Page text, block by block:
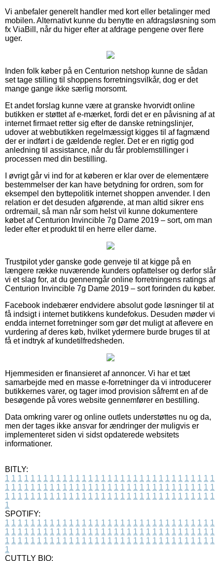
Vi anbefaler generelt handler med kort eller betalinger med
mobilen. Alternativt kunne du benytte en afdragsløsning som
fx ViaBill, når du higer efter at afdrage pengene over flere
uger.
Inden folk køber på en Centurion netshop kunne de sådan
set tage stilling til shoppens forretningsvilkår, dog er det
mange gange ikke særlig morsomt.
Et andet forslag kunne være at granske hvorvidt online
butikken er støttet af e-mærket, fordi det er en påvisning af at
internet firmaet retter sig efter de danske retningslinjer,
udover at webbutikken regelmæssigt kigges til af fagmænd
der er indført i de gældende regler. Det er en rigtig god
anledning til assistance, når du får problemstillinger i
processen med din bestilling.
I øvrigt går vi ind for at køberen er klar over de elementære
bestemmelser der kan have betydning for ordren, som for
eksempel den byttepolitik internet shoppen anvender. I den
relation er det desuden afgørende, at man altid sikrer ens
ordremail, så man når som helst vil kunne dokumentere
købet af Centurion Invincible 7g Dame 2019 – sort, om man
leder efter et produkt til en herre eller dame.
Trustpilot yder ganske gode genveje til at kigge på en
længere række nuværende kunders opfattelser og derfor slår
vi et slag for, at du gennemgår online forretningens ratings af
Centurion Invincible 7g Dame 2019 – sort forinden du køber.
Facebook indebærer endvidere absolut gode løsninger til at
få indsigt i internet butikkens kundefokus. Desuden møder vi
endda internet forretninger som gør det muligt at aflevere en
vurdering af deres køb, hvilket ydermere burde bruges til at
få et indtryk af kundetilfredsheden.
Hjemmesiden er finansieret af annoncer. Vi har et tæt
samarbejde med en masse e-forretninger da vi introducerer
butikkernes varer, og tager imod provision såfremt en af de
besøgende på vores website gennemfører en bestilling.
Data omkring varer og online outlets understøttes nu og da,
men der tages ikke ansvar for ændringer der muligvis er
implementeret siden vi sidst opdaterede websitets
informationer.
BITLY:
1 1 1 1 1 1 1 1 1 1 1 1 1 1 1 1 1 1 1 1 1 1 1 1 1 1 1 1 1 1 1 1 1
1 1 1 1 1 1 1 1 1 1 1 1 1 1 1 1 1 1 1 1 1 1 1 1 1 1 1 1 1 1 1 1 1
1 1 1 1 1 1 1 1 1 1 1 1 1 1 1 1 1 1 1 1 1 1 1 1 1 1 1 1 1 1 1 1 1
1
SPOTIFY:
1 1 1 1 1 1 1 1 1 1 1 1 1 1 1 1 1 1 1 1 1 1 1 1 1 1 1 1 1 1 1 1 1
1 1 1 1 1 1 1 1 1 1 1 1 1 1 1 1 1 1 1 1 1 1 1 1 1 1 1 1 1 1 1 1 1
1 1 1 1 1 1 1 1 1 1 1 1 1 1 1 1 1 1 1 1 1 1 1 1 1 1 1 1 1 1 1 1 1
1
CUTTLY BIO: